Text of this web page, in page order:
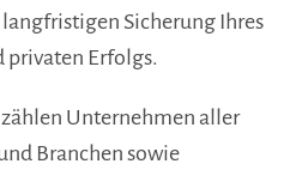
Sicherung Ihres
privaten Erfolgs.
Unternehmen aller
Branchen sowie